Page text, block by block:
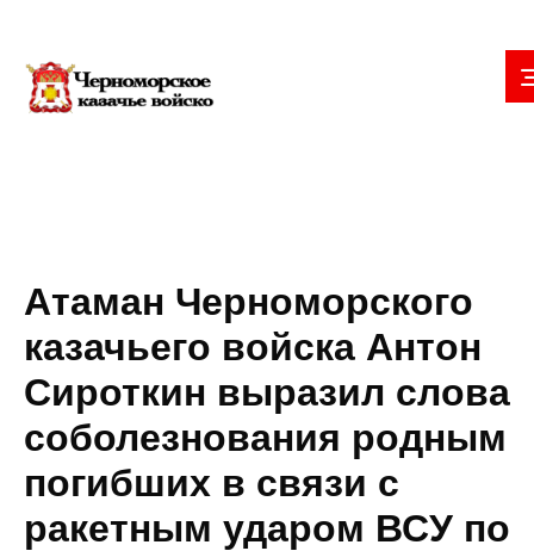
Атаман Черноморского
казачьего войска Антон
Сироткин выразил слова
соболезнования родным
погибших в связи с
ракетным ударом ВСУ по